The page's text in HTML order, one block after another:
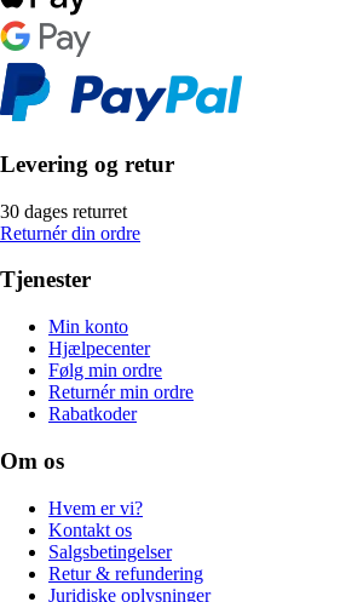
Levering og retur
30 dages returret
Returnér din ordre
Tjenester
Min konto
Hjælpecenter
Følg min ordre
Returnér min ordre
Rabatkoder
Om os
Hvem er vi?
Kontakt os
Salgsbetingelser
Retur & refundering
Juridiske oplysninger